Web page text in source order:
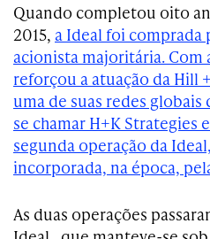
Quando completou oito
2015, a Ideal foi comprada
acionista majoritária. Com
reforçou a atuação da Hill
uma de suas redes globais
se chamar H+K Strategies
segunda operação da
incorporada, na época,
As duas operações